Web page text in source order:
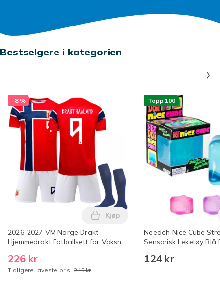
Bestselgere i kategorien
-8 %
2026-2027 VM Norge Drakt
Hjemmedrakt Fotballsett for Voksne
130cm) Nr.9 Haaland Nr.9 Haaland
22
226 kr
Tidligere laveste pris: 246 kr
Legg 2026-2027 VM Norge
Kjøp
Topp 100
Needoh Nice Cube
Sensorisk Leketøy Blå
124 kr